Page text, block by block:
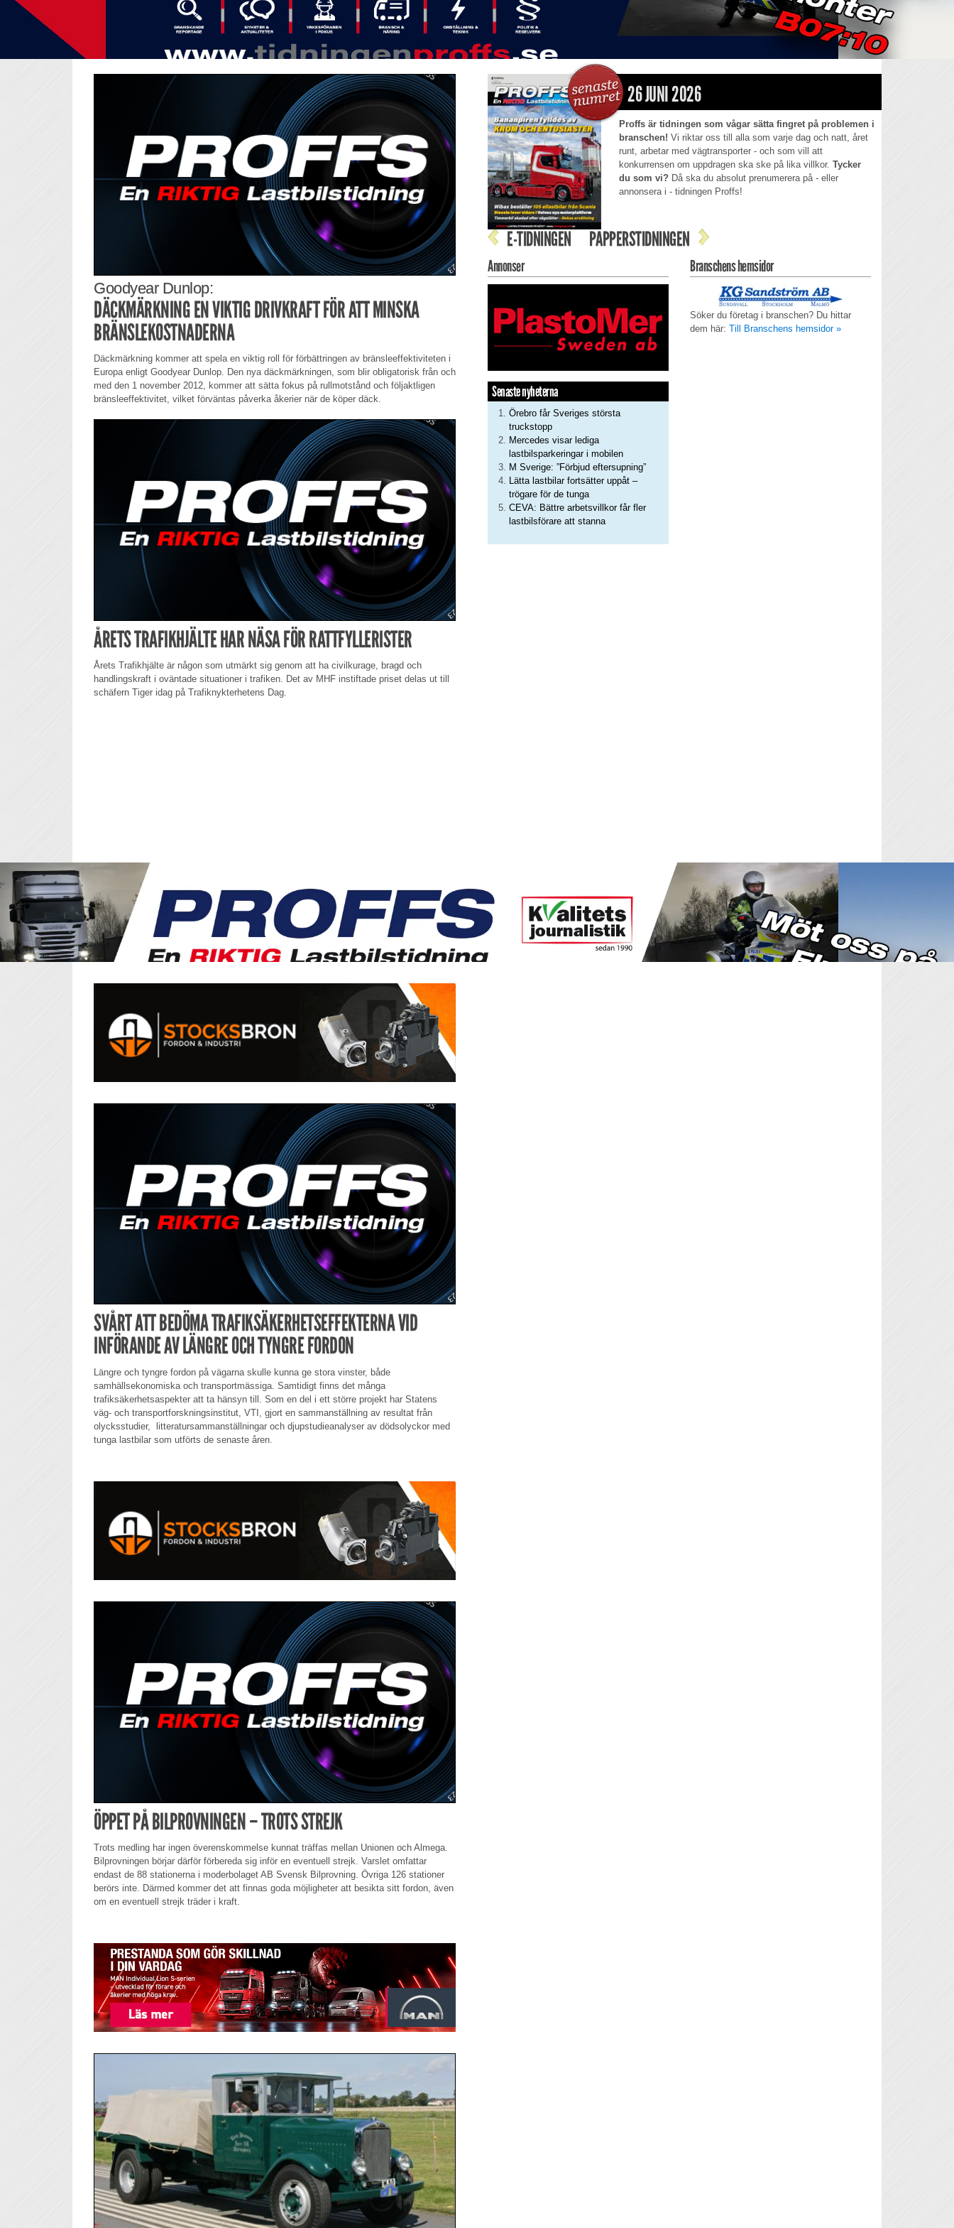
Goodyear Dunlop:
DÄCKMÄRKNING EN VIKTIG DRIVKRAFT FÖR ATT MINSKA
BRÄNSLEKOSTNADERNA
Däckmärkning kommer att spela en viktig roll för förbättringen av bränsleeffektiviteten i
Europa enligt Goodyear Dunlop. Den nya däckmärkningen, som blir obligatorisk från och
med den 1 november 2012, kommer att sätta fokus på rullmotstånd och följaktligen
bränsleeffektivitet, vilket förväntas påverka åkerier när de köper däck.
ÅRETS TRAFIKHJÄLTE HAR NÄSA FÖR RATTFYLLERISTER
Årets Trafikhjälte är någon som utmärkt sig genom att ha civilkurage, bragd och
handlingskraft i oväntade situationer i trafiken. Det av MHF instiftade priset delas ut till
schäfern Tiger idag på Trafiknykterhetens Dag.
SVÅRT ATT BEDÖMA TRAFIKSÄKERHETSEFFEKTERNA VID
INFÖRANDE AV LÄNGRE OCH TYNGRE FORDON
Längre och tyngre fordon på vägarna skulle kunna ge stora vinster, både
samhällsekonomiska och transportmässiga. Samtidigt finns det många
trafiksäkerhetsaspekter att ta hänsyn till. Som en del i ett större projekt har Statens
väg- och transportforskningsinstitut, VTI, gjort en sammanställning av resultat från
olycksstudier, litteratursammanställningar och djupstudieanalyser av dödsolyckor med
tunga lastbilar som utförts de senaste åren.
ÖPPET PÅ BILPROVNINGEN – TROTS STREJK
Trots medling har ingen överenskommelse kunnat träffas mellan Unionen och Almega.
Bilprovningen börjar därför förbereda sig inför en eventuell strejk. Varslet omfattar
endast de 88 stationerna i moderbolaget AB Svensk Bilprovning. Övriga 126 stationer
berörs inte. Därmed kommer det att finnas goda möjligheter att besikta sitt fordon, även
om en eventuell strejk träder i kraft.
26 JUNI 2026
Proffs är tidningen som vågar sätta fingret på problemen i
branschen! Vi riktar oss till alla som varje dag och natt, året
runt, arbetar med vägtransporter - och som vill att
konkurrensen om uppdragen ska ske på lika villkor. Tycker
du som vi? Då ska du absolut prenumerera på - eller
annonsera i - tidningen Proffs!
E-TIDNINGEN PAPPERSTIDNINGEN
Annonser
Senaste nyheterna
Örebro får Sveriges största
truckstopp
Mercedes visar lediga
lastbilsparkeringar i mobilen
M Sverige: ”Förbjud eftersupning”
Lätta lastbilar fortsätter uppåt –
trögare för de tunga
CEVA: Bättre arbetsvillkor får fler
lastbilsförare att stanna
Branschens hemsidor
Söker du företag i branschen? Du hittar
dem här: Till Branschens hemsidor »